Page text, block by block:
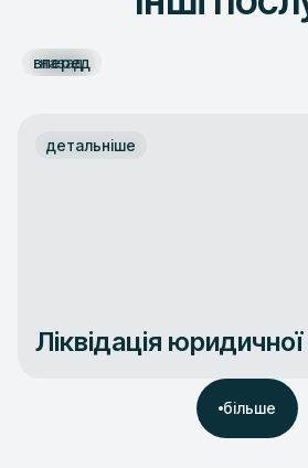
назад
вперед
детальніше
Ліквідація
більше